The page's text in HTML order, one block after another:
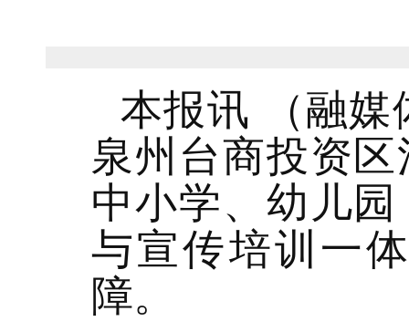
本报讯 （融媒
泉州台商投资
中小学、幼儿
与宣传培训一
障。